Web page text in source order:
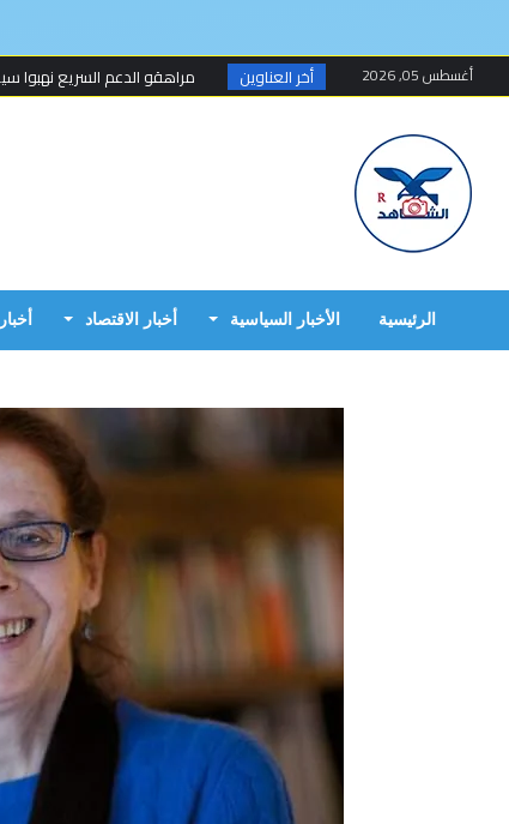
أغسطس 05, 2026 أخر العناوين
مسلحون ينهبون مستودعا
الرئيسية الأخبار السياسية أخبار الاقتصاد